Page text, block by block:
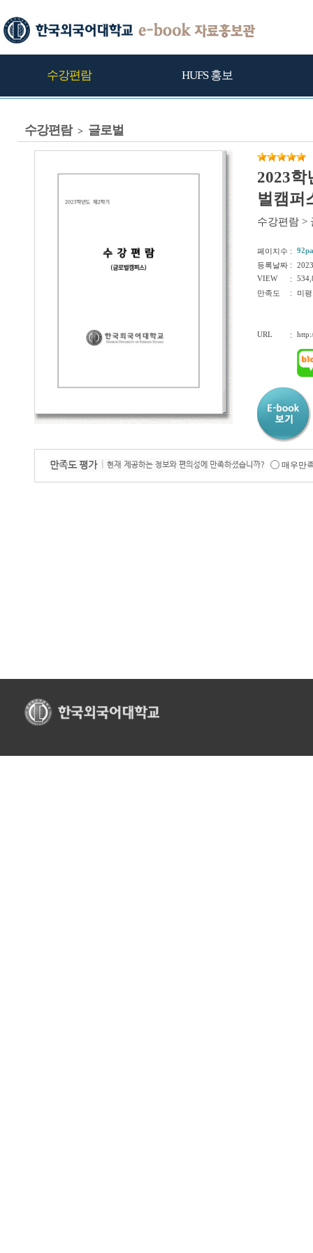
수강편람 HUFS 홍보
수강편람 > 글로벌
2023학
벌캠퍼
수강편람 >
페이지수 :
등록날짜 :
VIEW
:
만족도
: 미
URL :
매우만